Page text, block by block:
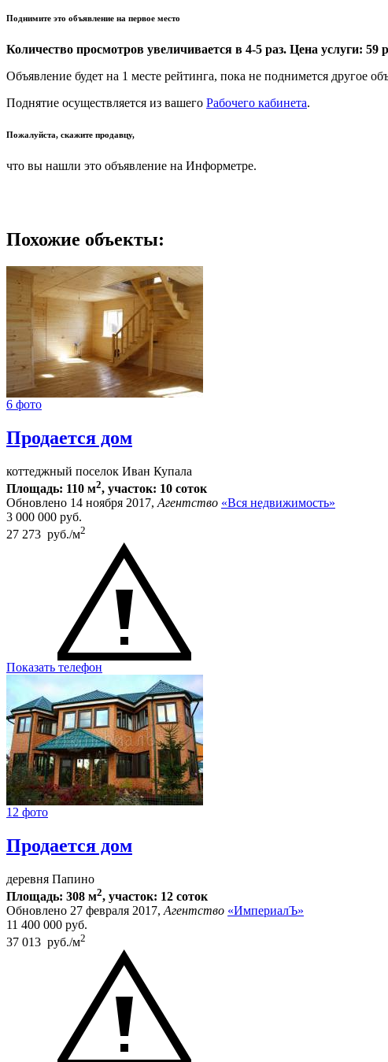
Поднимите это объявление на первое место
Количество просмотров увеличивается в 4-5 раз. Цена услуги: 59
Объявление будет на 1 месте рейтинга, пока не поднимется другое
Поднятие осуществляется из вашего Рабочего кабинета.
Пожалуйста, скажите продавцу,
что вы нашли это объявление на Информетре.
Похожие объекты:
6 фото
Продается дом
коттеджный поселок Иван Купала
Площадь: 110 м2, участок: 10 соток
Обновлено 14 ноября 2017,Агентство «Вся недвижимость»
3 000 000 руб.
27 273 руб./м2
Показать телефон
12 фото
Продается дом
деревня Папино
Площадь: 308 м2, участок: 12 соток
Обновлено 27 февраля 2017, Агентство «ИмпериалЪ»
11 400 000 руб.
37 013 руб./м2